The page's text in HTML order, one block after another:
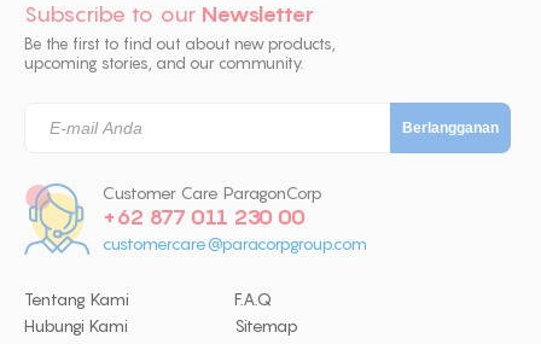
Subscribe to our Newsletter
Be the first to find out about new products,
upcoming stories, and our community.
Customer Care ParagonCorp
+62 877 011 230 00
customercare@paracorpgroup.com
Tentang Kami
F.A.Q
Hubungi Kami
Sitemap